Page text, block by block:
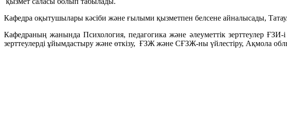
Кафедра оқытушылары кәсіби және ғылыми қызметпен белсене айналысады,
Кафедраның жанында Психология, педагогика және әлеуметтік зерттеулер
зерттеулерді ұйымдастыру және өткізу, ҒЗЖ және СҒЗЖ-ны үйлестіру, Ақмола